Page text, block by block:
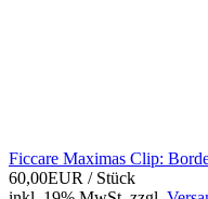
Ficcare Maximas Clip:
60,00EUR / Stück